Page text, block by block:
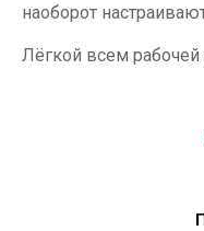
наоборот
Лёгкой всем рабочей